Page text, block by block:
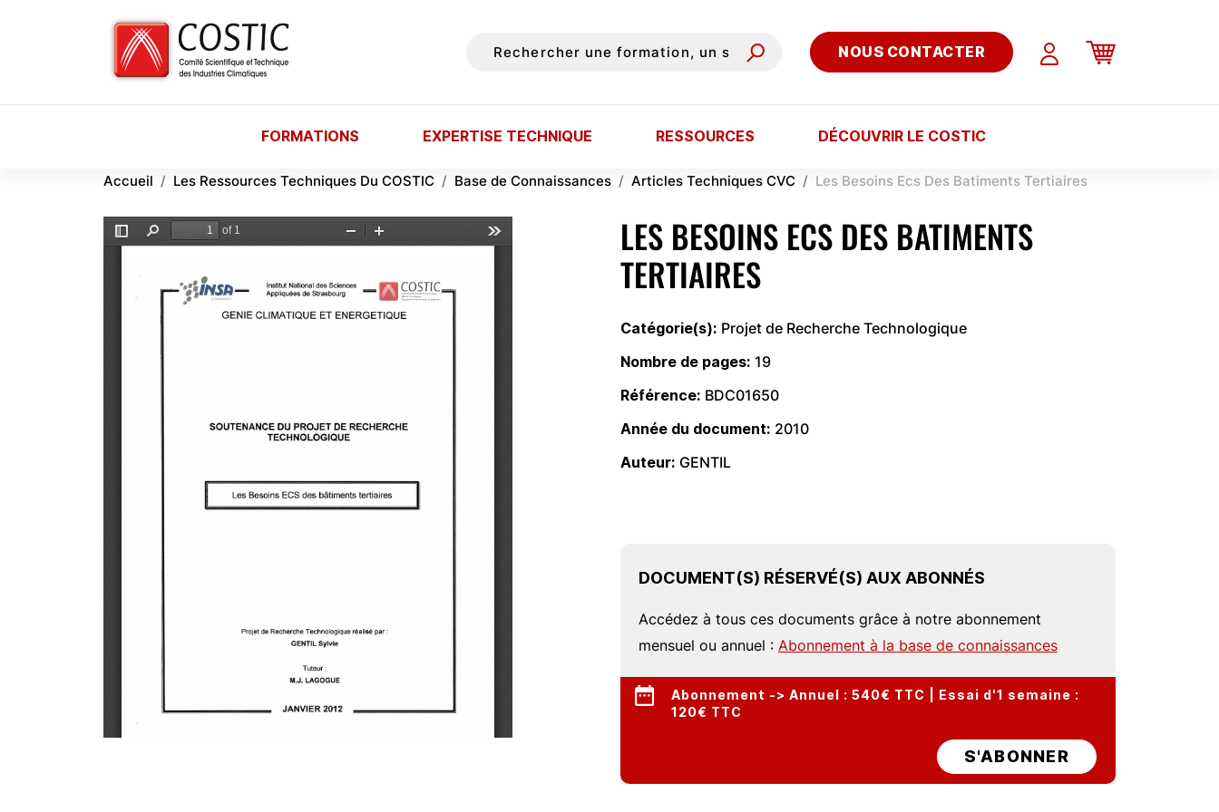
NOUS CONTACTER
FORMATIONS EXPERTISE TECHNIQUE RESSOURCES DÉCOUVRIR LE COSTIC
Accueil Les Ressources Techniques Du COSTIC Base de Connaissances Articles Techniques CVC Les Besoins Ecs Des Batiments Tertiaires
LES BESOINS ECS DES BATIMENTS
TERTIAIRES
Catégorie(s) Projet de Recherche Technologique
Nombre de pages 19
Référence BDC01650
Année du document 2010
Auteur GENTIL
DOCUMENT(S) RÉSERVÉ(S) AUX ABONNÉS
Accédez à tous ces documents grâce à notre abonnement
mensuel ou annuel : Abonnement à la base de connaissances
Abonnement -> Annuel : 540€ TTC | Essai d'1 semaine :
120€ TTC
S'ABONNER